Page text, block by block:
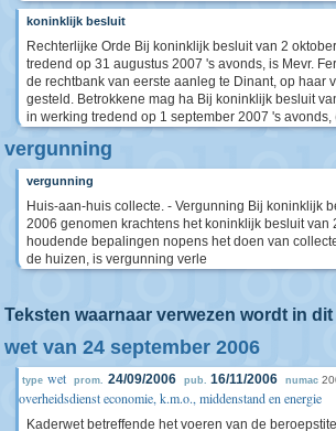
koninklijk besluit
Rechterlijke Orde Bij koninklijk besluit van 2
tredend op 31 augustus 2007 's avonds, is Mevr.
de rechtbank van eerste aanleg te Dinant, op haar
gesteld. Betrokkene mag ha Bij koninklijk besluit
in werking tredend op 1 september 2007 's avonds,
vergunning
vergunning
Huis-aan-huis collecte. - Vergunning Bij koninklijk
2006 genomen krachtens het koninklijk besluit van
houdende bepalingen nopens het doen van
de huizen, is vergunning verle
Teksten waarnaar verwezen wordt in
wet van 24 september 2006
type wet prom. 24/09/2006 pub. 16/11/2006 numac
overheidsdienst economie, k.m.o., middenstand en energie
Kaderwet betreffende het voeren van de